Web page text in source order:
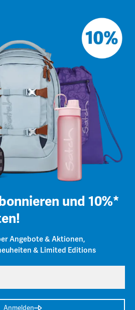
und 10%*
Angebote & Aktionen,
& Limited Editions
Anmelden